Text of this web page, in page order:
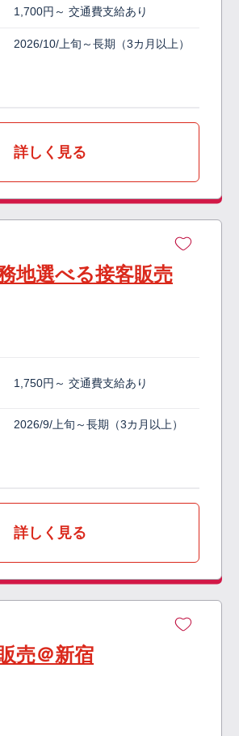
1,700円～ 交通費支給あり
2026/10/上旬～長期（3カ月以上）
詳しく見る
地選べる接客販売
1,750円～ 交通費支給あり
2026/9/上旬～長期（3カ月以上）
詳しく見る
売＠新宿